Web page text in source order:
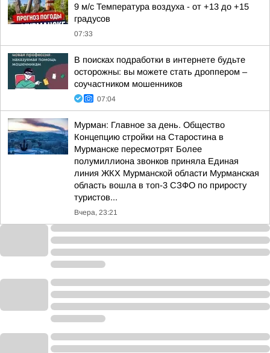
9 м/с Температура воздуха - от +13 до +15
градусов
07:33
В поисках подработки в интернете будьте
осторожны: вы можете стать дроппером –
соучастником мошенников
07:04
Мурман: Главное за день. Общество
Концепцию стройки на Старостина в
Мурманске пересмотрят Более
полумиллиона звонков приняла Единая
линия ЖКХ Мурманской области Мурманская
область вошла в топ-3 СЗФО по приросту
туристов...
Вчера, 23:21